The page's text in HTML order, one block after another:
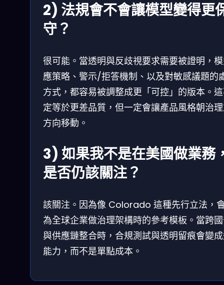
2) 法規會不會讓模型變得更
守？
很可能。當透明與反歧視要求需要被證明，
應策略、警示/拒答機制、以及對敏感議題的
方式，都容易被調整成更「可控」的版本。
定等於更差品質，但一定會讓產品風格朝治
方向移動。
3) 如果我不是在美國做業務
是否仍該關注？
該關注。因為像 Colorado 這種先行立法，
為全球企業做治理架構時的參考模板。當跨
與供應鏈整合時，合規測試與透明留痕會變
能力，而不是單點成本。